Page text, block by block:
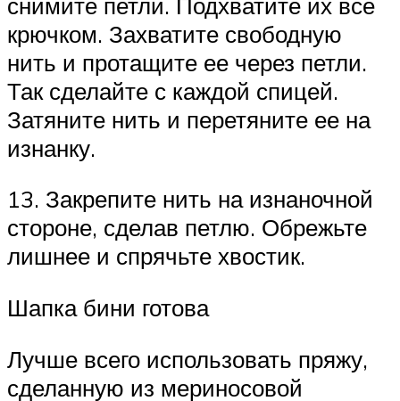
крючком. Захватите свободную
нить и протащите ее через петли.
Так сделайте с каждой спицей.
Затяните нить и перетяните ее на
изнанку.
13. Закрепите нить на изнаночной
стороне, сделав петлю. Обрежьте
лишнее и спрячьте хвостик.
Шапка бини готова
Лучше всего использовать пряжу,
сделанную из мериносовой